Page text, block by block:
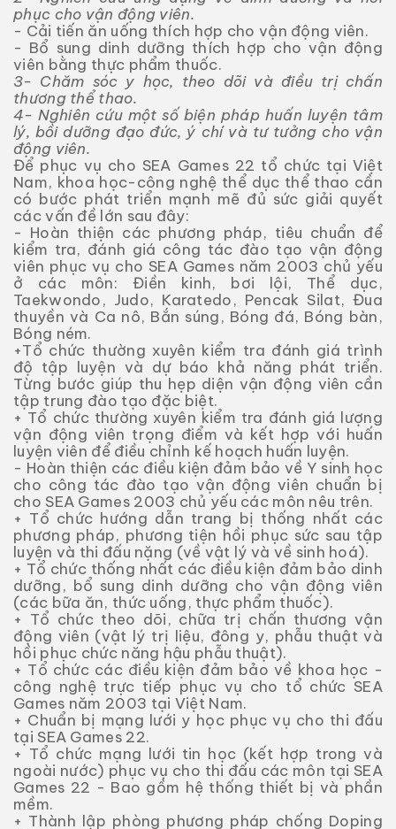
phục cho vận động viên.
- Cải tiến ăn uống thích hợp cho vận động viên.
- Bổ sung dinh dưỡng thích hợp cho vận động
viên bằng thực phẩm thuốc.
3- Chăm sóc y học, theo dõi và điều trị chấn
thương thể thao.
4- Nghiên cứu một số biện pháp huấn luyện tâm
lý, bồi dưỡng đạo đức, ý chí và tư tưởng cho vận
động viên.
Để phục vụ cho SEA Games 22 tổ chức tại Việt
Nam, khoa học-công nghệ thể dục thể thao cần
có bước phát triển mạnh mẽ đủ sức giải quyết
các vấn đề lớn sau đây:
- Hoàn thiện các phương pháp, tiêu chuẩn để
kiểm tra, đánh giá công tác đào tạo vận động
viên phục vụ cho SEA Games năm 2003 chủ yếu
ở các môn: Điền kinh, bơi lội, Thể dục,
Taekwondo, Judo, Karatedo, Pencak Silat, Đua
thuyền và Ca nô, Bắn súng, Bóng đá, Bóng bàn,
Bóng ném.
+Tổ chức thường xuyên kiểm tra đánh giá trình
độ tập luyện và dự báo khả năng phát triển.
Từng bước giúp thu hẹp diện vận động viên cần
tập trung đào tạo đặc biệt.
+ Tổ chức thường xuyên kiểm tra đánh giá lượng
vận động viên trọng điểm và kết hợp với huấn
luyện viên để điều chỉnh kế hoạch huấn luyện.
- Hoàn thiện các điều kiện đảm bảo về Y sinh học
cho công tác đào tạo vận động viên chuẩn bị
cho SEA Games 2003 chủ yếu các môn nêu trên.
+ Tổ chức hướng dẫn trang bị thống nhất các
phương pháp, phương tiện hồi phục sức sau tập
luyện và thi đấu nặng (về vật lý và về sinh hoá).
+ Tổ chức thống nhất các điều kiện đảm bảo dinh
dưỡng, bổ sung dinh dưỡng cho vận động viên
(các bữa ăn, thức uống, thực phẩm thuốc).
+ Tổ chức theo dõi, chữa trị chấn thương vận
động viên (vật lý trị liệu, đông y, phẫu thuật và
hồi phục chức năng hậu phẫu thuật).
+ Tổ chức các điều kiện đảm bảo về khoa học -
công nghệ trực tiếp phục vụ cho tổ chức SEA
Games năm 2003 tại Việt Nam.
+ Chuẩn bị mạng lưới y học phục vụ cho thi đấu
tại SEA Games 22.
+ Tổ chức mạng lưới tin học (kết hợp trong và
ngoài nước) phục vụ cho thi đấu các môn tại SEA
Games 22 - Bao gồm hệ thống thiết bị và phần
mềm.
+ Thành lập phòng phương pháp chống Doping